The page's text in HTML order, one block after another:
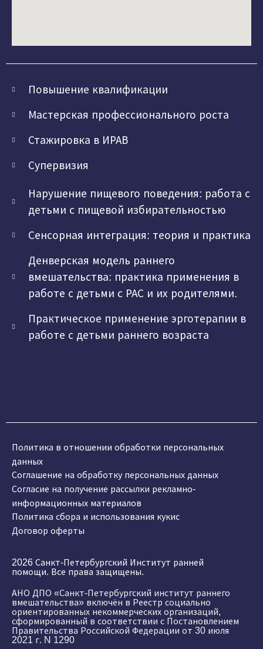
Повышение квалификации
Мастерская профессионального роста
Стажировка в ИРАВ
Супервизия
Нарушение пищевого поведения: работа с
детьми с пищевой избирательностью
Сенсорная интеграция: теория и практика
Денверская модель раннего
вмешательства: практика применения в
работе с детьми с РАС и их родителями.
Практическое применение эрготерапии в
работе с детьми раннего возраста
Политика в отношении обработки персональных
данных
Соглашение на обработку персональных данных
Согласие на получение рассылки рекламно-
информационных материалов
Политика сбора и использования кукис
Договор оферты
2026 Санкт-Петербургский Институт ранней
помощи. Все права защищены.
АНО ДПО «Санкт-Петербургский институт раннего
вмешательства» включён в Реестр социально
ориентированных некоммерческих организаций,
сформированный в соответствии с Постановлением
Правительства Российской Федерации от 30 июля
2021 г. N 1290